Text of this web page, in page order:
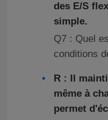
des E/S
simple.
Q7 : Quel
conditions
R : Il
même à
permet